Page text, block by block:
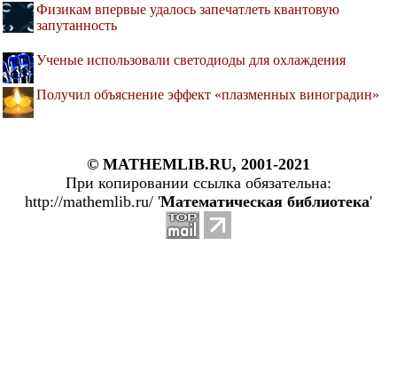
Физикам впервые удалось запечатлеть квантовую
запутанность
Ученые использовали светодиоды для охлаждения
Получил объяснение эффект «плазменных виноградин»
© MATHEMLIB.RU, 2001-2021
При копировании ссылка обязательна:
http://mathemlib.ru/ 'Математическая библиотека'